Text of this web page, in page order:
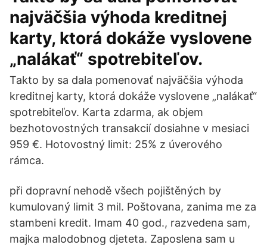
najväčšia výhoda kreditnej
karty, ktorá dokáže vyslovene
„nalákať“ spotrebiteľov.
Takto by sa dala pomenovať najväčšia výhoda
kreditnej karty, ktorá dokáže vyslovene „nalákať“
spotrebiteľov. Karta zdarma, ak objem
bezhotovostných transakcií dosiahne v mesiaci
959 €. Hotovostný limit: 25% z úverového
rámca.
při dopravní nehodě všech pojištěných by
kumulovaný limit 3 mil. Poštovana, zanima me za
stambeni kredit. Imam 40 god., razvedena sam,
majka malodobnog djeteta. Zaposlena sam u